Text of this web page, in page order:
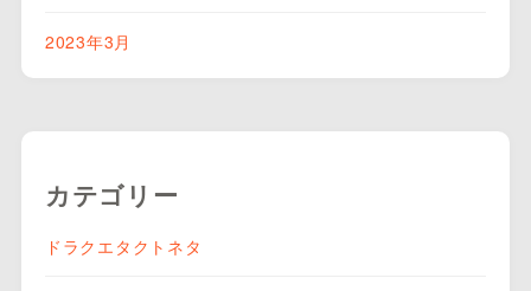
2023年3月
カテゴリー
ドラクエタクトネタ